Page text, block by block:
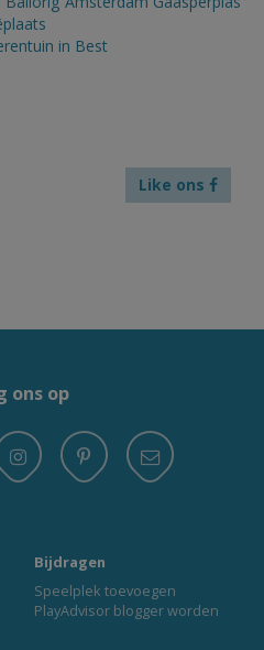
in Best
Like ons
ons op
Bijdragen
Speelplek toevoegen
PlayAdvisor blogger worden